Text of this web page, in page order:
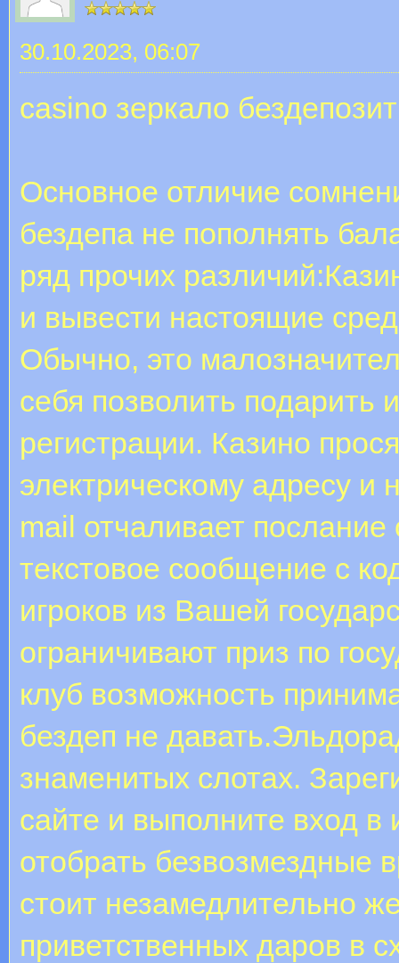
30.10.2023, 06:07
casino зеркало
Основное отличие
бездепа не пополнять
ряд прочих
и вывести настоящие
Обычно, это
себя позволить подарить
регистрации. Казино
электрическому адресу
mail отчаливает
текстовое сообщение с
игроков из Вашей
ограничивают приз по
клуб возможность
бездеп не
знаменитых слотах.
сайте и выполните вход
отобрать
стоит незамедлительно
приветственных даров в